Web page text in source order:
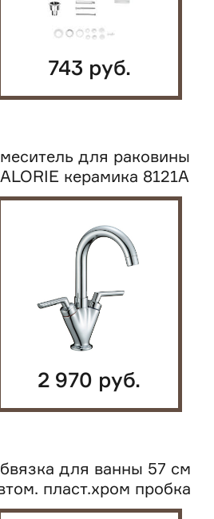
743 руб.
для раковины
керамика 8121А
2 970 руб.
для ванны 57 см
пласт.хром пробка
45мм...